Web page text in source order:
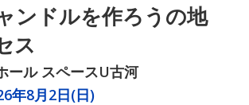
ンドルを作ろうの地
ス
ール スペースU古河
年8月2日(日)